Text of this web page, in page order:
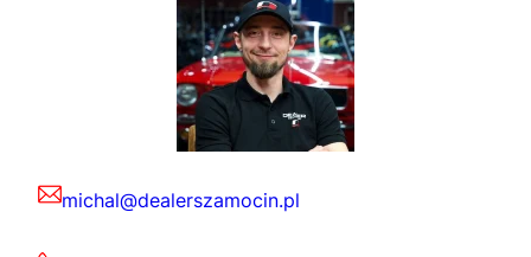
michal@dealerszamocin.pl